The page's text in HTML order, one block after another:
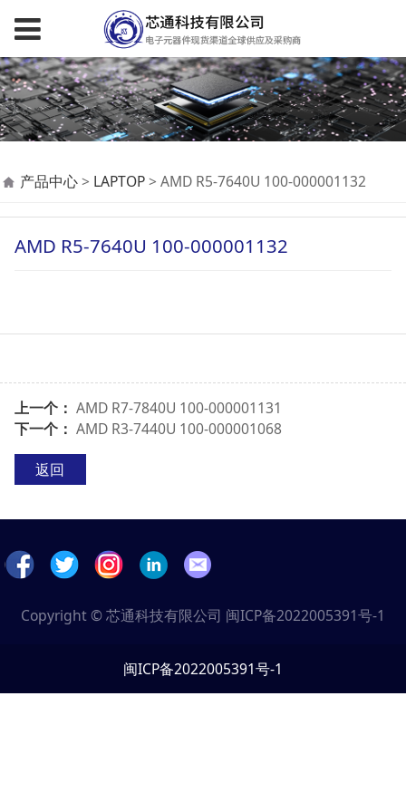
AMD R5-7640U 100-
000001132
产品中心> LAPTOP> AMD R5-7640U 100-000001132
AMD R5-7640U 100-000001132
上一个： AMD R7-7840U 100-000001131
下一个： AMD R3-7440U 100-000001068
返回
Copyright © 芯通科技有限公司 闽ICP备2022005391号-1
闽ICP备2022005391号-1